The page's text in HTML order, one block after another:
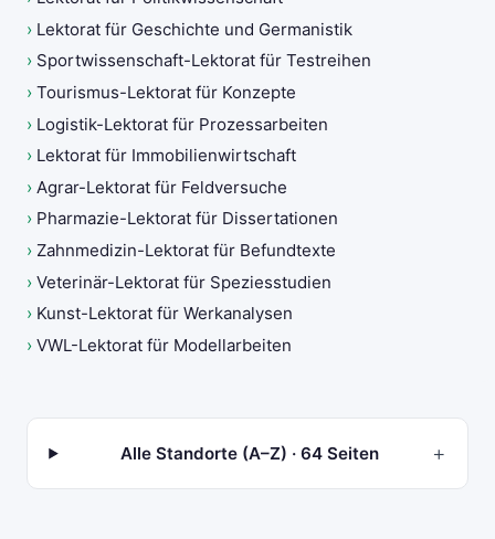
› Lektorat für Geschichte und Germanistik
› Sportwissenschaft-Lektorat für Testreihen
› Tourismus-Lektorat für Konzepte
› Logistik-Lektorat für Prozessarbeiten
› Lektorat für Immobilienwirtschaft
› Agrar-Lektorat für Feldversuche
› Pharmazie-Lektorat für Dissertationen
› Zahnmedizin-Lektorat für Befundtexte
› Veterinär-Lektorat für Speziesstudien
› Kunst-Lektorat für Werkanalysen
› VWL-Lektorat für Modellarbeiten
Alle Standorte (A–Z) · 64 Seiten +